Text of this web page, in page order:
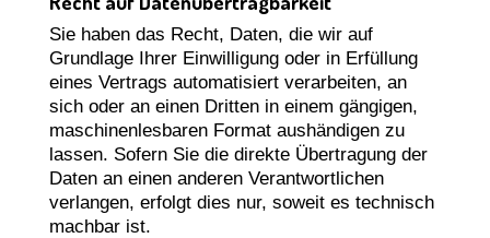
Sie haben das Recht, Daten, die wir auf
Grundlage Ihrer Einwilligung oder in Erfüllung
eines Vertrags automatisiert verarbeiten, an
sich oder an einen Dritten in einem gängigen,
maschinenlesbaren Format aushändigen zu
lassen. Sofern Sie die direkte Übertragung der
Daten an einen anderen Verantwortlichen
verlangen, erfolgt dies nur, soweit es technisch
machbar ist.